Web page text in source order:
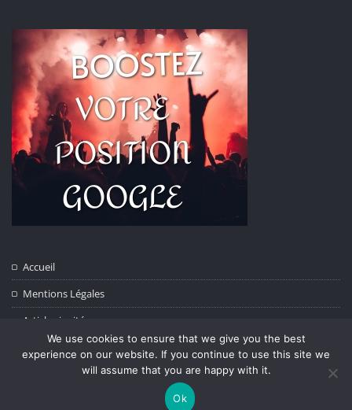
Accueil
Mentions Légales
Articles invités
Contact
We use cookies to ensure that we give you the best
experience on our website. If you continue to use this site we
will assume that you are happy with it.
Ok